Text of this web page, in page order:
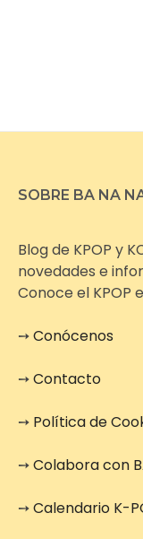
SOBRE BA NA
Blog de KPOP y
novedades e
Conoce el KPOP
➙Conócenos
➙Contacto
➙ Política de
➙Colabora con
➙Calendario K-